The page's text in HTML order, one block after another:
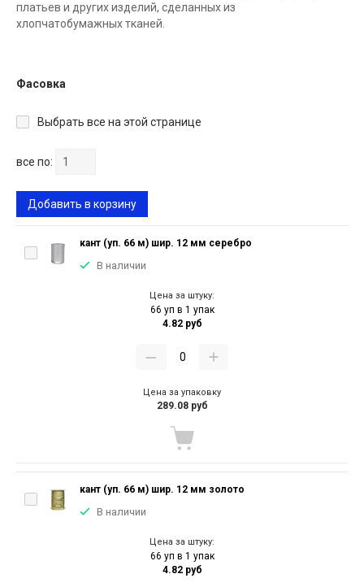
платьев и других изделий, сделанных из
хлопчатобумажных тканей.
Фасовка
Выбрать все на этой странице
все по:
Добавить в корзину
кант (уп. 66 м) шир. 12 мм серебро
В наличии
Цена за штуку:
66 уп в 1 упак
4.82 руб
Цена за упаковку
289.08 руб
кант (уп. 66 м) шир. 12 мм золото
В наличии
Цена за штуку:
66 уп в 1 упак
4.82 руб